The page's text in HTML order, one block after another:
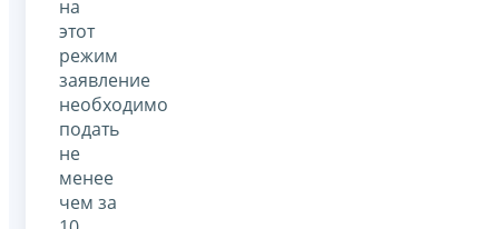
на
этот
режим
заявление
необходимо
подать
не
менее
чем за